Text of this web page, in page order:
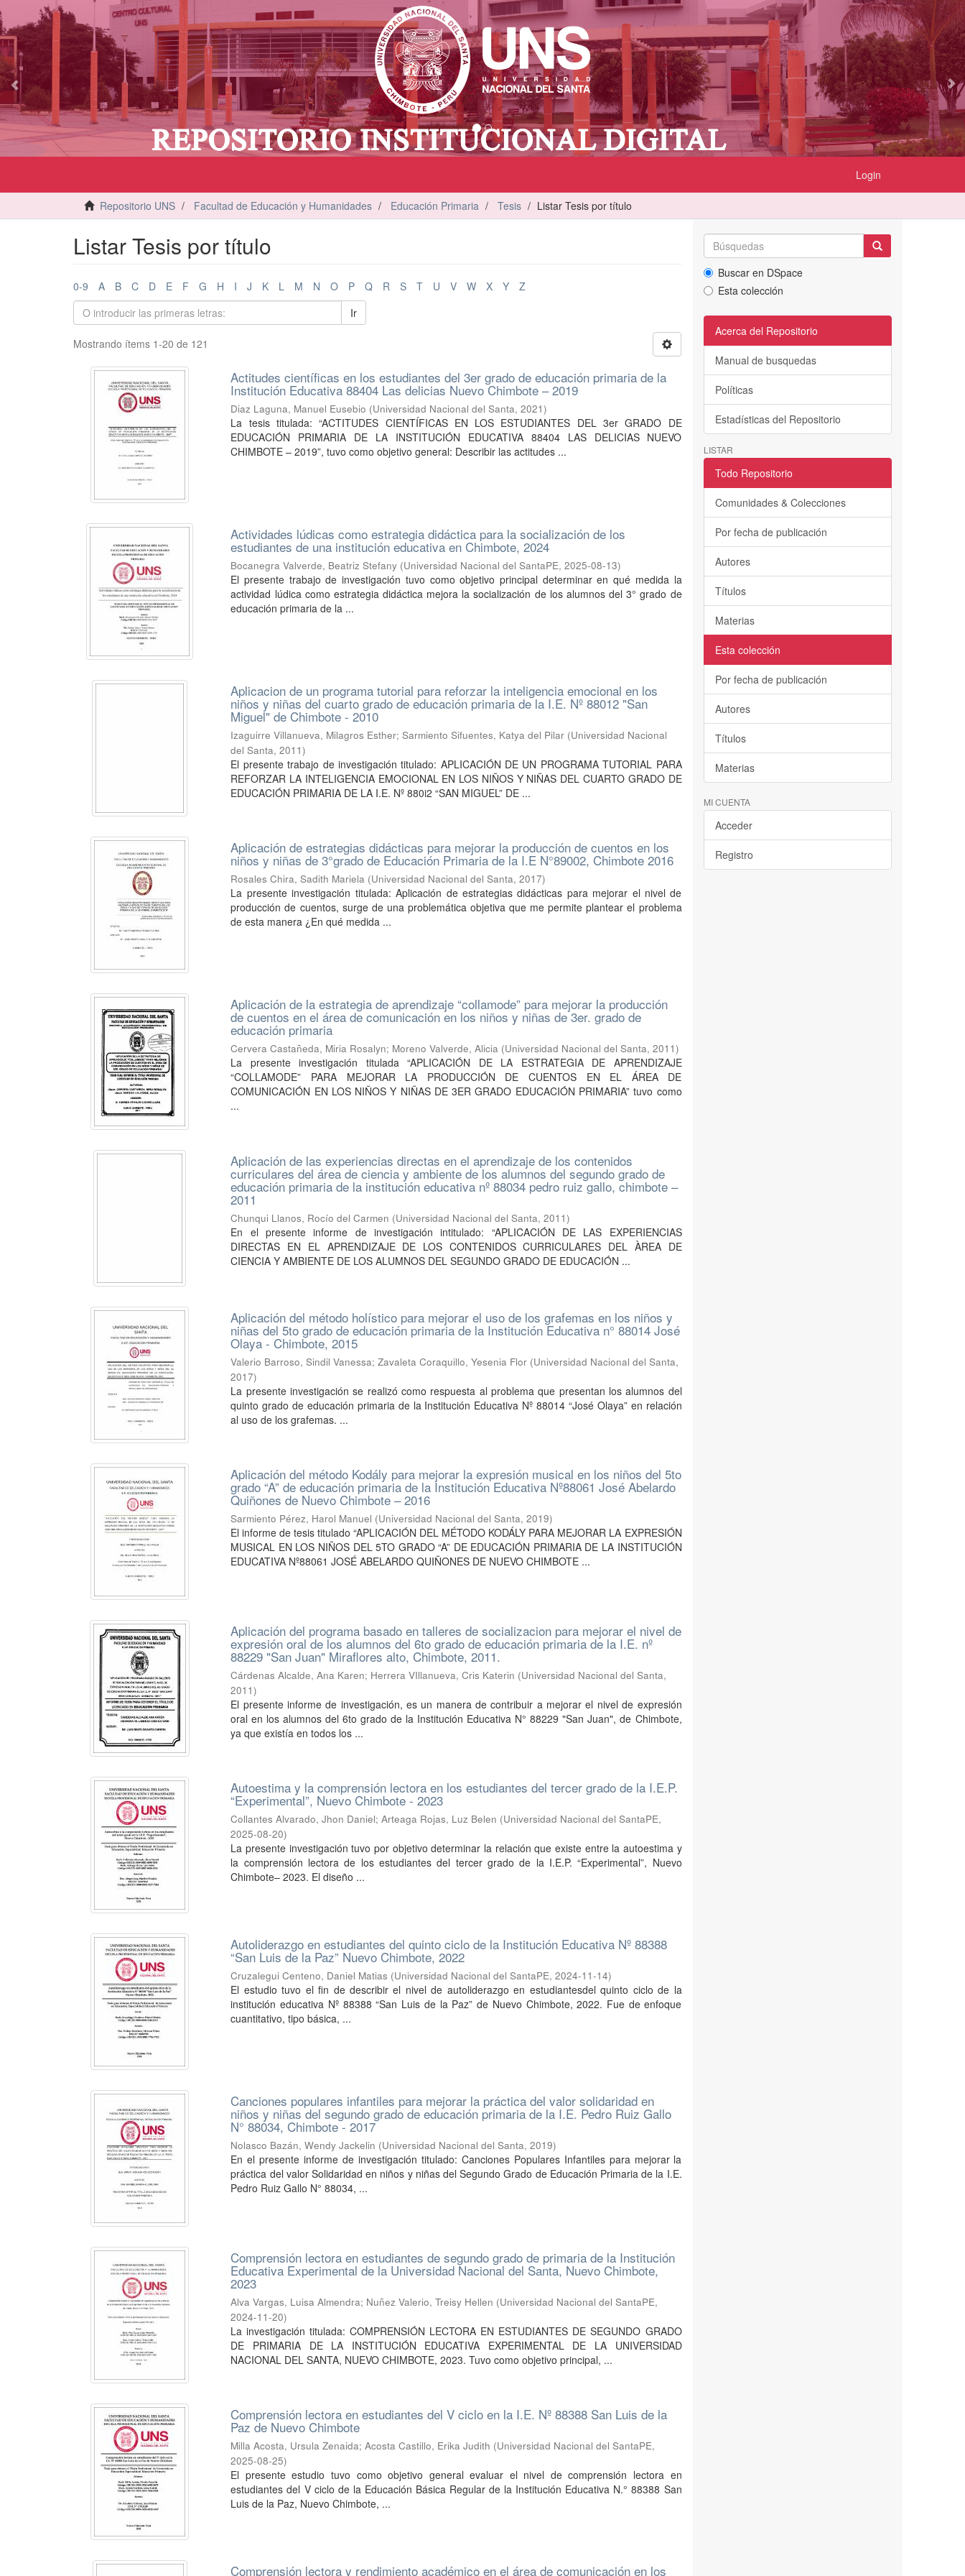
Login
Repositorio UNS Facultad de Educación y Humanidades Educación Primaria Tesis Listar Tesis por título
Listar Tesis por título
0-9 A B C D E F G H I J K L M N O P Q R S T U V W X Y
Z
Ir
Mostrando ítems 1-20 de 121
Actitudes científicas en los estudiantes del 3er grado de educación primaria de la
Institución Educativa 88404 Las delicias Nuevo Chimbote – 2019
Diaz Laguna, Manuel Eusebio (Universidad Nacional del Santa,2021)
La tesis titulada: “ACTITUDES CIENTÍFICAS EN LOS ESTUDIANTES DEL 3er GRADO DE
EDUCACIÓN PRIMARIA DE LA INSTITUCIÓN EDUCATIVA 88404 LAS DELICIAS NUEVO
CHIMBOTE – 2019”, tuvo como objetivo general: Describir las actitudes ...
Actividades lúdicas como estrategia didáctica para la socialización de los
estudiantes de una institución educativa en Chimbote, 2024
Bocanegra Valverde, Beatriz Stefany (Universidad Nacional del SantaPE,2025-08-13)
El presente trabajo de investigación tuvo como objetivo principal determinar en qué medida la
actividad lúdica como estrategia didáctica mejora la socialización de los alumnos del 3° grado de
educación primaria de la ...
Aplicacion de un programa tutorial para reforzar la inteligencia emocional en los
niños y niñas del cuarto grado de educación primaria de la I.E. Nº 88012 "San
Miguel" de Chimbote - 2010
Izaguirre Villanueva, Milagros Esther;Sarmiento Sifuentes, Katya del Pilar (Universidad Nacional
del Santa,2011)
El presente trabajo de investigación titulado: APLICACIÓN DE UN PROGRAMA TUTORIAL PARA
REFORZAR LA INTELIGENCIA EMOCIONAL EN LOS NIÑOS Y NIÑAS DEL CUARTO GRADO DE
EDUCACIÓN PRIMARIA DE LA I.E. Nº 880i2 “SAN MIGUEL” DE ...
Aplicación de estrategias didácticas para mejorar la producción de cuentos en los
niños y niñas de 3°grado de Educación Primaria de la I.E N°89002, Chimbote 2016
Rosales Chira, Sadith Mariela (Universidad Nacional del Santa,2017)
La presente investigación titulada: Aplicación de estrategias didácticas para mejorar el nivel de
producción de cuentos, surge de una problemática objetiva que me permite plantear el problema
de esta manera ¿En qué medida ...
Aplicación de la estrategia de aprendizaje “collamode” para mejorar la producción
de cuentos en el área de comunicación en los niños y niñas de 3er. grado de
educación primaria
Cervera Castañeda, Miria Rosalyn; Moreno Valverde, Alicia (Universidad Nacional del Santa,2011)
La presente investigación titulada “APLICACIÓN DE LA ESTRATEGIA DE APRENDIZAJE
“COLLAMODE” PARA MEJORAR LA PRODUCCIÓN DE CUENTOS EN EL ÁREA DE
COMUNICACIÓN EN LOS NIÑOS Y NIÑAS DE 3ER GRADO EDUCACIÓN PRIMARIA” tuvo como
...
Aplicación de las experiencias directas en el aprendizaje de los contenidos
curriculares del área de ciencia y ambiente de los alumnos del segundo grado de
educación primaria de la institución educativa nº 88034 pedro ruiz gallo, chimbote –
2011
Chunqui Llanos, Rocío del Carmen (Universidad Nacional del Santa,2011)
En el presente informe de investigación intitulado: “APLICACIÓN DE LAS EXPERIENCIAS
DIRECTAS EN EL APRENDIZAJE DE LOS CONTENIDOS CURRICULARES DEL ÀREA DE
CIENCIA Y AMBIENTE DE LOS ALUMNOS DEL SEGUNDO GRADO DE EDUCACIÓN ...
Aplicación del método holístico para mejorar el uso de los grafemas en los niños y
niñas del 5to grado de educación primaria de la Institución Educativa n° 88014 José
Olaya - Chimbote, 2015
Valerio Barroso, Sindil Vanessa;Zavaleta Coraquillo, Yesenia Flor (Universidad Nacional del Santa,
2017)
La presente investigación se realizó como respuesta al problema que presentan los alumnos del
quinto grado de educación primaria de la Institución Educativa Nº 88014 “José Olaya” en relación
al uso de los grafemas. ...
Aplicación del método Kodály para mejorar la expresión musical en los niños del 5to
grado “A” de educación primaria de la Institución Educativa Nº88061 José Abelardo
Quiñones de Nuevo Chimbote – 2016
Sarmiento Pérez, Harol Manuel (Universidad Nacional del Santa,2019)
El informe de tesis titulado “APLICACIÓN DEL MÉTODO KODÁLY PARA MEJORAR LA EXPRESIÓN
MUSICAL EN LOS NIÑOS DEL 5TO GRADO “A” DE EDUCACIÓN PRIMARIA DE LA INSTITUCIÓN
EDUCATIVA Nº88061 JOSÉ ABELARDO QUIÑONES DE NUEVO CHIMBOTE ...
Aplicación del programa basado en talleres de socializacion para mejorar el nivel de
expresión oral de los alumnos del 6to grado de educación primaria de la I.E. nº
88229 "San Juan" Miraflores alto, Chimbote, 2011.
Cárdenas Alcalde, Ana Karen; Herrera VIllanueva, Cris Katerin (Universidad Nacional del Santa,
2011)
El presente informe de investigación, es un manera de contribuir a mejorar el nivel de expresión
oral en los alumnos del 6to grado de la Institución Educativa N° 88229 "San Juan", de Chimbote,
ya que existía en todos los ...
Autoestima y la comprensión lectora en los estudiantes del tercer grado de la I.E.P.
“Experimental”, Nuevo Chimbote - 2023
Collantes Alvarado, Jhon Daniel;Arteaga Rojas, Luz Belen (Universidad Nacional del SantaPE,
2025-08-20)
La presente investigación tuvo por objetivo determinar la relación que existe entre la autoestima y
la comprensión lectora de los estudiantes del tercer grado de la I.E.P. “Experimental”, Nuevo
Chimbote– 2023. El diseño ...
Autoliderazgo en estudiantes del quinto ciclo de la Institución Educativa Nº 88388
“San Luis de la Paz” Nuevo Chimbote, 2022
Cruzalegui Centeno, Daniel Matias (Universidad Nacional del SantaPE,2024-11-14)
El estudio tuvo el fin de describir el nivel de autoliderazgo en estudiantesdel quinto ciclo de la
institución educativa Nº 88388 “San Luis de la Paz” de Nuevo Chimbote, 2022. Fue de enfoque
cuantitativo, tipo básica, ...
Canciones populares infantiles para mejorar la práctica del valor solidaridad en
niños y niñas del segundo grado de educación primaria de la I.E. Pedro Ruiz Gallo
N° 88034, Chimbote - 2017
Nolasco Bazán, Wendy Jackelin (Universidad Nacional del Santa,2019)
En el presente informe de investigación titulado: Canciones Populares Infantiles para mejorar la
práctica del valor Solidaridad en niños y niñas del Segundo Grado de Educación Primaria de la I.E.
Pedro Ruiz Gallo N° 88034, ...
Comprensión lectora en estudiantes de segundo grado de primaria de la Institución
Educativa Experimental de la Universidad Nacional del Santa, Nuevo Chimbote,
2023
Alva Vargas, Luisa Almendra; Nuñez Valerio, Treisy Hellen (Universidad Nacional del SantaPE,
2024-11-20)
La investigación titulada: COMPRENSIÓN LECTORA EN ESTUDIANTES DE SEGUNDO GRADO
DE PRIMARIA DE LA INSTITUCIÓN EDUCATIVA EXPERIMENTAL DE LA UNIVERSIDAD
NACIONAL DEL SANTA, NUEVO CHIMBOTE, 2023. Tuvo como objetivo principal, ...
Comprensión lectora en estudiantes del V ciclo en la I.E. Nº 88388 San Luis de la
Paz de Nuevo Chimbote
Milla Acosta, Ursula Zenaida;Acosta Castillo, Erika Judith (Universidad Nacional del SantaPE,
2025-08-25)
El presente estudio tuvo como objetivo general evaluar el nivel de comprensión lectora en
estudiantes del V ciclo de la Educación Básica Regular de la Institución Educativa N.° 88388 San
Luis de la Paz, Nuevo Chimbote, ...
Comprensión lectora y rendimiento académico en el área de comunicación en los
Buscar en DSpace
Esta colección
Acerca del Repositorio
Manual de busquedas
Políticas
Estadísticas del Repositorio
LISTAR
Todo Repositorio
Comunidades & Colecciones
Por fecha de publicación
Autores
Títulos
Materias
Esta colección
Por fecha de publicación
Autores
Títulos
Materias
MI CUENTA
Acceder
Registro